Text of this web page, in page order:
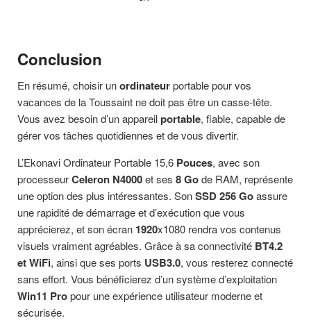
Conclusion
En résumé, choisir unordinateurportable pour vos
vacances de la Toussaint ne doit pas être un casse-tête.
Vous avez besoin d’un appareilportable, fiable, capable de
gérer vos tâches quotidiennes et de vous divertir.
L’Ekonavi Ordinateur Portable 15,6 Pouces, avec son
processeurCeleron N4000et ses 8 Gode RAM, représente
une option des plus intéressantes. SonSSD 256 Goassure
une rapidité de démarrage et d’exécution que vous
apprécierez, et son écran 1920x1080 rendra vos contenus
visuels vraiment agréables. Grâce à sa connectivité BT4.2
etWiFi, ainsi que ses ports USB3.0, vous resterez connecté
sans effort. Vous bénéficierez d’un système d’exploitation
Win11 Propour une expérience utilisateur moderne et
sécurisée.